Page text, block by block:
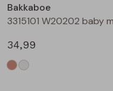
Gilet spencers
Leggings
T-shirts lange mouw
Bakkaboe
34,99